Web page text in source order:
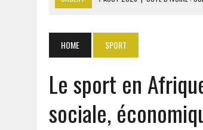
7 AOÛT 2026 | GAZ GTA : KOSMOS ENERGY
OUATTARA APPELLE À L’UNION
HOME SPORT
Le sport en
sociale,